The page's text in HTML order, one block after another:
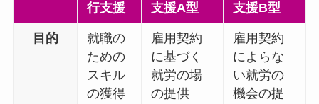
行支援
支援A型
支援B型
目的
就職の
ための
スキル
の獲得
雇用契約
に基づく
就労の場
の提供
雇用契約
によらな
い就労の
機会の提